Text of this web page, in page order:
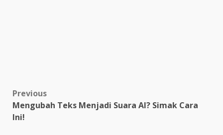
Post
navigation
Previous
Mengubah Teks Menjadi Suara AI? Simak Cara
Ini!